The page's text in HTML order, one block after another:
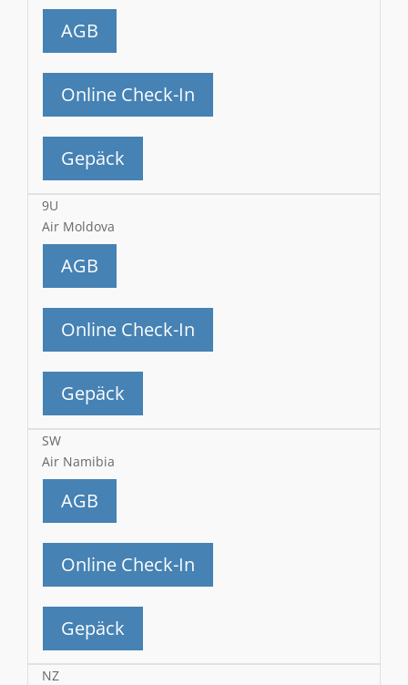
AGB
Online Check-In
Gepäck
9U
Air Moldova
AGB
Online Check-In
Gepäck
SW
Air Namibia
AGB
Online Check-In
Gepäck
NZ